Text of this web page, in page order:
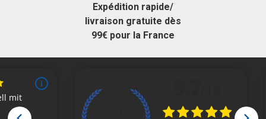
Expédition rapide/
livraison gratuite dès
99€ pour la France